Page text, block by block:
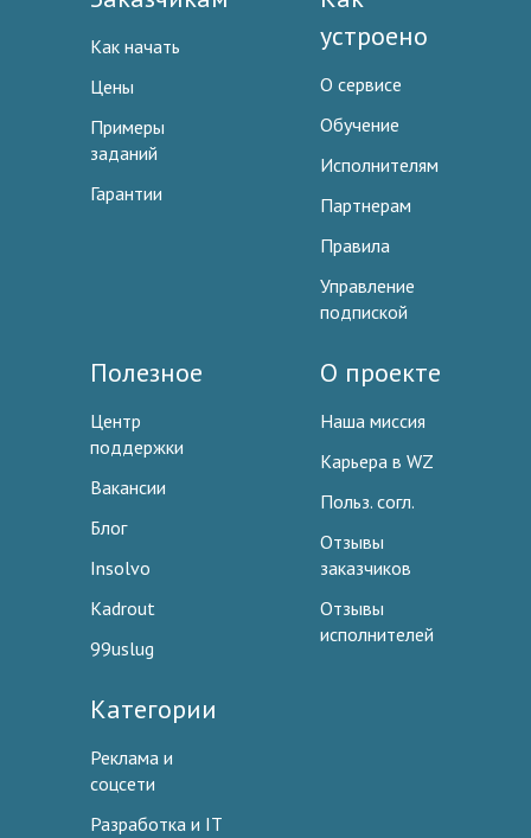
Как начать
Цены
Примеры
заданий
Гарантии
устроено
О сервисе
Обучение
Исполнителям
Партнерам
Правила
Управление
подпиской
Полезное
Центр
поддержки
Вакансии
Блог
Insolvo
Kadrout
99uslug
О проекте
Наша миссия
Карьера в WZ
Польз. согл.
Отзывы
заказчиков
Отзывы
исполнителей
Категории
Реклама и
соцсети
Разработка и IT